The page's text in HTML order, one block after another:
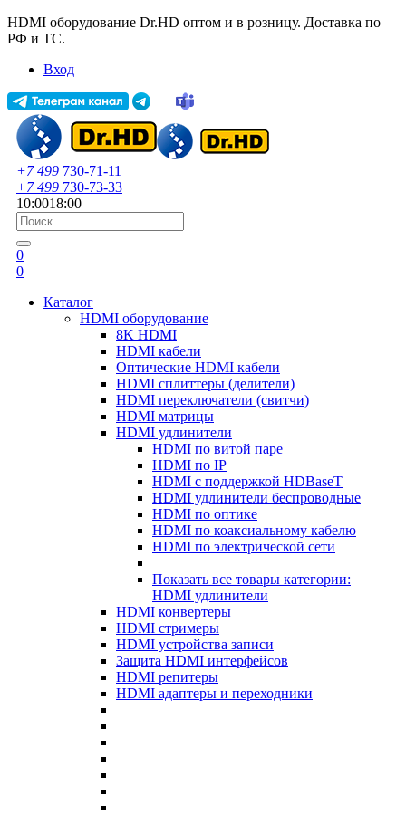
HDMI оборудование Dr.HD оптом и в розницу. Доставка по
РФ и ТС.
Вход
+7 499 730-71-11
+7 499 730-73-33
10:0018:00
0
0
Каталог
HDMI оборудование
8K HDMI
HDMI кабели
Оптические HDMI кабели
HDMI сплиттеры (делители)
HDMI переключатели (свитчи)
HDMI матрицы
HDMI удлинители
HDMI по витой паре
HDMI по IP
HDMI с поддержкой HDBaseT
HDMI удлинители беспроводные
HDMI по оптике
HDMI по коаксиальному кабелю
HDMI по электрической сети
Показать все товары категории:
HDMI удлинители
HDMI конвертеры
HDMI стримеры
HDMI устройства записи
Защита HDMI интерфейсов
HDMI репитеры
HDMI адаптеры и переходники